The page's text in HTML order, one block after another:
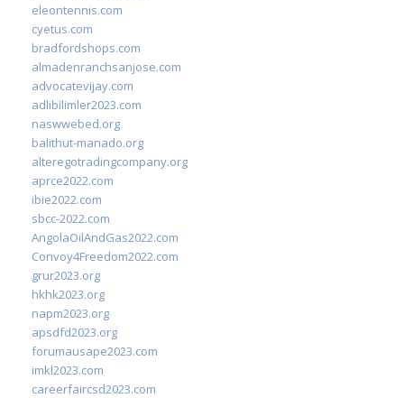
eleontennis.com
cyetus.com
bradfordshops.com
almadenranchsanjose.com
advocatevijay.com
adlibilimler2023.com
naswwebed.org
balithut-manado.org
alteregotradingcompany.org
aprce2022.com
ibie2022.com
sbcc-2022.com
AngolaOilAndGas2022.com
Convoy4Freedom2022.com
grur2023.org
hkhk2023.org
napm2023.org
apsdfd2023.org
forumausape2023.com
imkl2023.com
careerfaircsd2023.com